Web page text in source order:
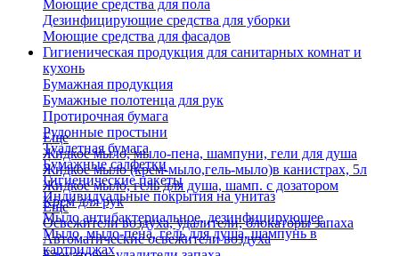
Моющие средства для пола
Дезинфицирующие средства для уборки
Моющие средства для фасадов
Гигиеническая продукция для санитарных комнат и
кухонь
Бумажная продукция
Бумажные полотенца для рук
Протирочная бумага
Рулонные простыни
Туалетная бумага
Бумажные салфетки
Гигиенические пакеты
Индивидуальные покрытия на унитаз
Еще
Жидкое мыло, мыло-пена, шампуни, гели для душа
Жидкое мыло (крем-мыло,гель-мыло)в канистрах, 5л
Жидкое мыло, гель для душа, шамп. с дозатором
Крем для рук
Мыло антибактериальное, дезинфицирующее
Мыло, мыло-пена, гель для душа, шампунь в
картриджах
Еще
Освежители воздуха, удалители, блокаторы запаха
Автоматические освежители воздуха